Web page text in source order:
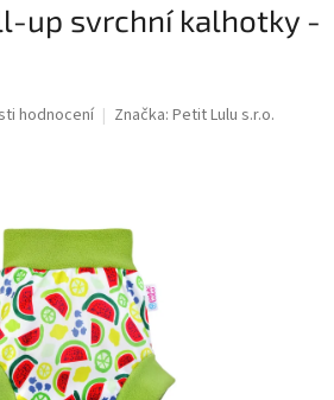
up svrchní kalhotky -
hodnocení Značka: Petit Lulu s.r.o.